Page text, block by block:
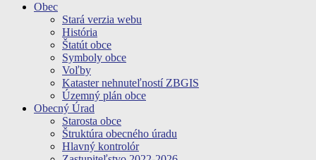
Obec
Stará verzia webu
História
Štatút obce
Symboly obce
Voľby
Kataster nehnuteľností ZBGIS
Územný plán obce
Obecný Úrad
Starosta obce
Štruktúra obecného úradu
Hlavný kontrolór